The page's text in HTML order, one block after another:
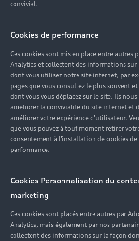
convivial.
Cookies de performance
Ces cookies sont mis en place entre autres
Analytics et collectent des informations sur
dont vous utilisez notre site internet, par
pages que vous consultez le plus souvent
dont vous vous déplacez sur le site. Ils nous
améliorer la convivialité du site internet et
améliorer votre expérience d'utilisateur.
que vous pouvez à tout moment retirer
consentement à l'installation de cookies de
performance.
Cookies Personnalisation du
marketing
Ces cookies sont placés entre autres par
Analytics, mais également par nos
collectent des informations sur la façon